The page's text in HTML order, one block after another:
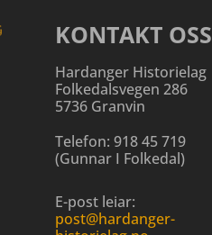
KONTAKT OSS
Hardanger Historielag
Folkedalsvegen 286
5736 Granvin
Telefon: 918 45 719
(Gunnar I Folkedal)
E-post leiar:
post@hardanger-